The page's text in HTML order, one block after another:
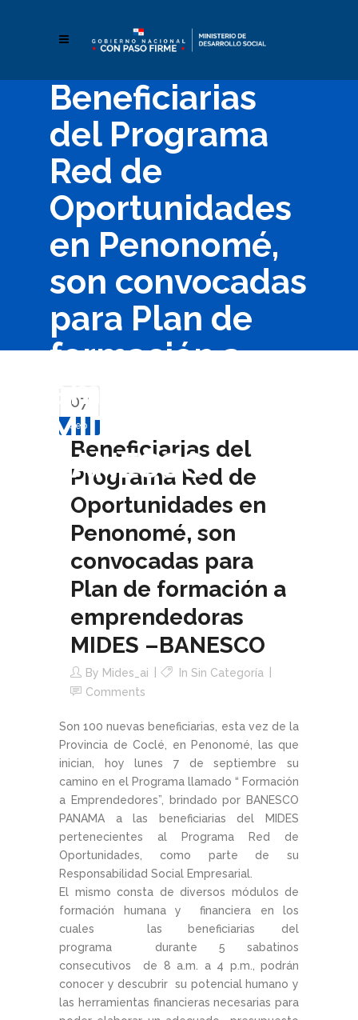
Beneficiarias
del Programa
Red de
Oportunidades
en Penonomé,
son convocadas
para Plan de
formación a
emprendedoras
MIDES –
BANESCO
07
Sep
Beneficiarias del
Programa Red de
Oportunidades en
Penonomé, son
convocadas para
Plan de formación a
emprendedoras
MIDES –BANESCO
By Mides_ai
In Sin Categoría
Comments
Son 100 nuevas beneficiarias, esta vez de la
Provincia de Coclé, en Penonomé, las que
inician, hoy lunes 7 de septiembre su
camino en el Programa llamado “ Formación
a Emprendedores”, brindado por BANESCO
PANAMA a las beneficiarias del MIDES
pertenecientes al Programa Red de
Oportunidades, como parte de su
Responsabilidad Social Empresarial.
El mismo consta de diversos módulos de
formación humana y financiera en los
cuales las beneficiarias del
programa durante 5 sabatinos
consecutivos de 8 a.m. a 4 p.m., podrán
conocer y descubrir su potencial humano y
las herramientas financieras necesarias para